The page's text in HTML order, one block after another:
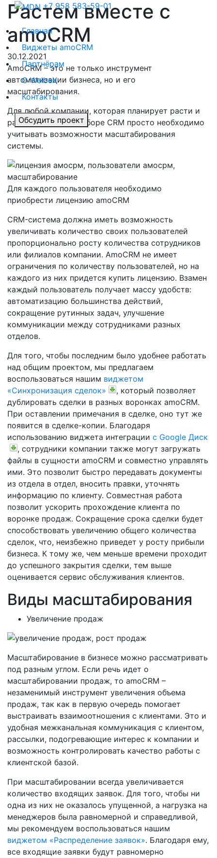
+7 958 583-59-01
Главная
Виджеты amoCRM
Партнёрам
О WelbeX
Контакты
Обсудить проект
Растем вместе с
amoCRM
30.12.2021
AmoCRM – это не только инструмент
автоматизации бизнеса, но и его
масштабирования.
Для любой компании, которая планирует расти и
развиваться, при выборе CRM просто необходимо
учитывать возможности масштабирования
системы.
Для каждого пользователя необходимо
приобрести лицензию amoCRM
CRM-система должна иметь возможность
увеличивать количество своих пользователей
пропорционально росту количества сотрудников
или филиалов компании. AmoCRM не имеет
ограничения по количеству пользователей, но на
каждого из них придется купить лицензию. Взамен
каждый пользователь получает массу удобств:
автоматизацию большинства действий,
сокращение рутинных задач, улучшение
коммуникации между сотрудниками разных
отделов.
Для того, чтобы последним было удобнее работать
над общим проектом, мы предлагаем
воспользоваться нашим виджетом
«Синхронизация сделок»
, который позволяет
дублировать сделки в разных воронках amoCRM.
При оставлении примечания в сделке, оно тут же
появится в сделке-копии. Благодаря
использованию виджета интеграции с Google Диск
, сотрудники компании также могут загружать
файлы в сущности amoCRM и совместно управлять
ими. Это позволит быстро передавать документы
из отдела в отдел, вносить правки, уточнять
информацию по клиенту. Совместная работа
позволит ускорить прохождение клиента по
воронке продаж. Сокращение срока сделки будет
способствовать увеличению общего количества
сделок, что, неизбежно приведет у росту прибыли
бизнеса. К тому же, чем меньше времени проходит
до успешного закрытия сделки, тем выше
оценивается сервис обслуживания клиентов.
Виды масштабирования
Увеличение продаж
Масштабирование в бизнесе можно рассматривать
под разным углом. Если речь идет о
масштабировании продаж, то amoCRM –
незаменимый инструмент увеличения объема
продаж, так как в первую очередь помогает
выстраивать взаимоотношения с клиентами. Это и
удобная межканальная коммуникация с клиентом,
рассылки, подогревающие интерес к компании и
возможность контролировать качество работы с
клиентской базой.
При масштабировании всегда увеличивается
количество входящих заявок. Для того, чтобы ни
одна из них не оказалось упущенной, а нагрузка на
менеджеров была равномерной и справедливой,
мы рекомендуем воспользоваться нашим
виджетом «Распределение заявок». Благодаря ему,
все входящие заявки будут равномерно